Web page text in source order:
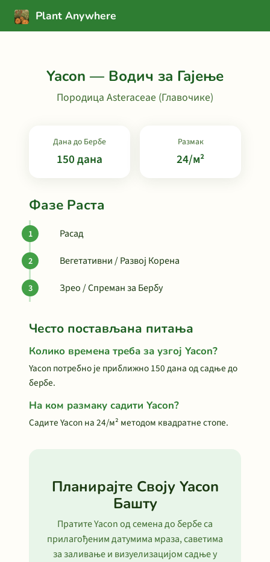
Plant Anywhere
Yacon — Водич за Гајење
Породица Asteraceae (Главочике)
Дана до Бербе
150 дана
Размак
24/м²
Фазе Раста
Расад
Вегетативни / Развој Корена
Зрео / Спреман за Бербу
Често постављана питања
Колико времена треба за узгој Yacon?
Yacon потребно је приближно 150 дана од садње до
бербе.
На ком размаку садити Yacon?
Садите Yacon на 24/м² методом квадратне стопе.
Планирајте Своју Yacon
Башту
Пратите Yacon од семена до бербе са
прилагођеним датумима мраза, саветима
за заливање и визуелизацијом садње у